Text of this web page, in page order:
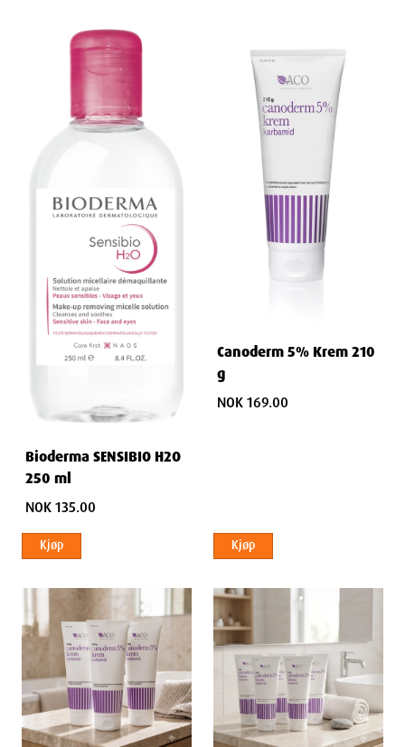
Bioderma SENSIBIO H2O
250 ml
NOK 135.00
Kjøp
Canoderm 5% Krem 210
g
NOK 169.00
Kjøp